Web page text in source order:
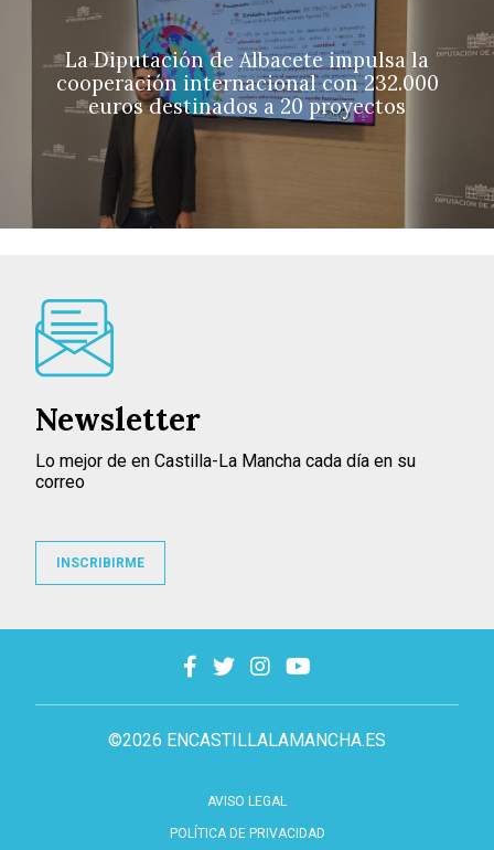
La Diputación de Albacete impulsa la
cooperación internacional con 232.000
euros destinados a 20 proyectos
©2026 ENCASTILLALAMANCHA.ES
AVISO LEGAL
POLÍTICA DE PRIVACIDAD
Newsletter
Lo mejor de en Castilla-La Mancha cada día en su
correo
INSCRIBIRME